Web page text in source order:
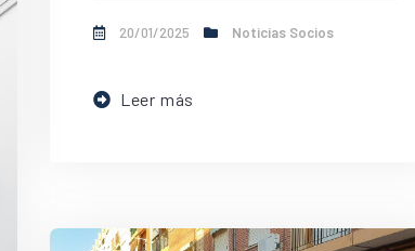
20/01/2025 Noticias Socios
Leer más